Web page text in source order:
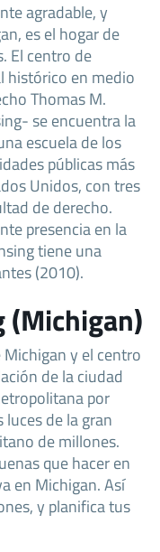
agradable, y
es el hogar de
El centro de
histórico en medio
Thomas M.
se encuentra la
escuela de los
públicas más
Unidos, con tres
de derecho.
presencia en la
tiene una
(2010).
(Michigan)
y el centro
de la ciudad
por
de la gran
de millones.
que hacer en
en Michigan. Así
y planifica tus